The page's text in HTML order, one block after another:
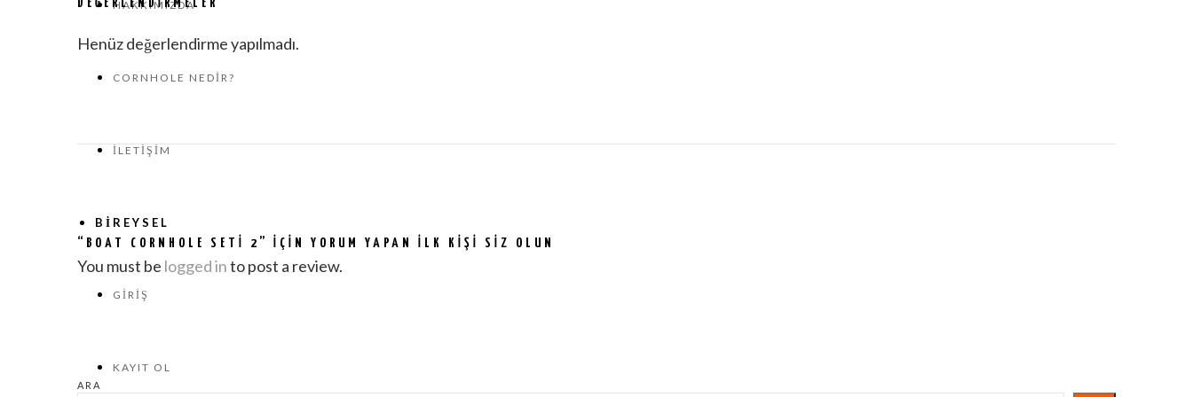
HAKKIMIZDA
CORNHOLE NEDIR?
İLETIŞIM
BIREYSEL
GIRIŞ
KAYIT OL
DEĞERLENDIRMELER
Henüz değerlendirme yapılmadı.
“BOAT CORNHOLE SETI 2” IÇIN YORUM YAPAN ILK KIŞI SIZ OLUN
You must be logged into post a review.
ARA